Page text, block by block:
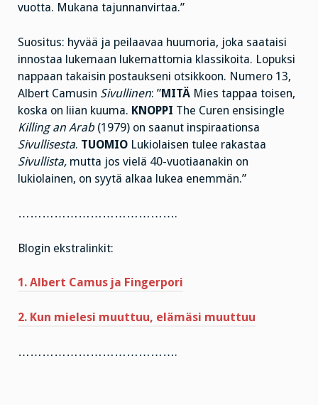
vuotta. Mukana tajunnanvirtaa.”
Suositus: hyvää ja peilaavaa huumoria, joka saataisi
innostaa lukemaan lukemattomia klassikoita. Lopuksi
nappaan takaisin postaukseni otsikkoon. Numero 13,
Albert Camusin Sivullinen: ”MITÄ Mies tappaa toisen,
koska on liian kuuma. KNOPPI The Curen ensisingle
Killing an Arab(1979) on saanut inspiraationsa
Sivullisesta. TUOMIO Lukiolaisen tulee rakastaa
Sivullista, mutta jos vielä 40-vuotiaanakin on
lukiolainen, on syytä alkaa lukea enemmän.”
………………………………….
Blogin ekstralinkit:
1. Albert Camus ja Fingerpori
2. Kun mielesi muuttuu, elämäsi muuttuu
………………………………….